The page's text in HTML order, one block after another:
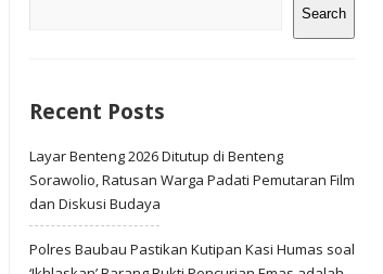
Search
Recent Posts
Layar Benteng 2026 Ditutup di Benteng
Sorawolio, Ratusan Warga Padati Pemutaran Film
dan Diskusi Budaya
Polres Baubau Pastikan Kutipan Kasi Humas soal